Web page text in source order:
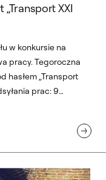
XXI
w konkursie na
pracy. Tegoroczna
hasłem „Transport
prac: 9